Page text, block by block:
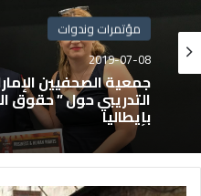
مؤتمرات وندوات
2019-07-08
التدريبي حول ”
بإيطاليا